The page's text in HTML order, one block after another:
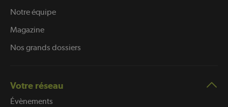
Notre équipe
Magazine
Nos grands dossiers
Votre réseau
Évènements